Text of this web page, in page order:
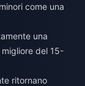
come una
una
del 15-
ritornano